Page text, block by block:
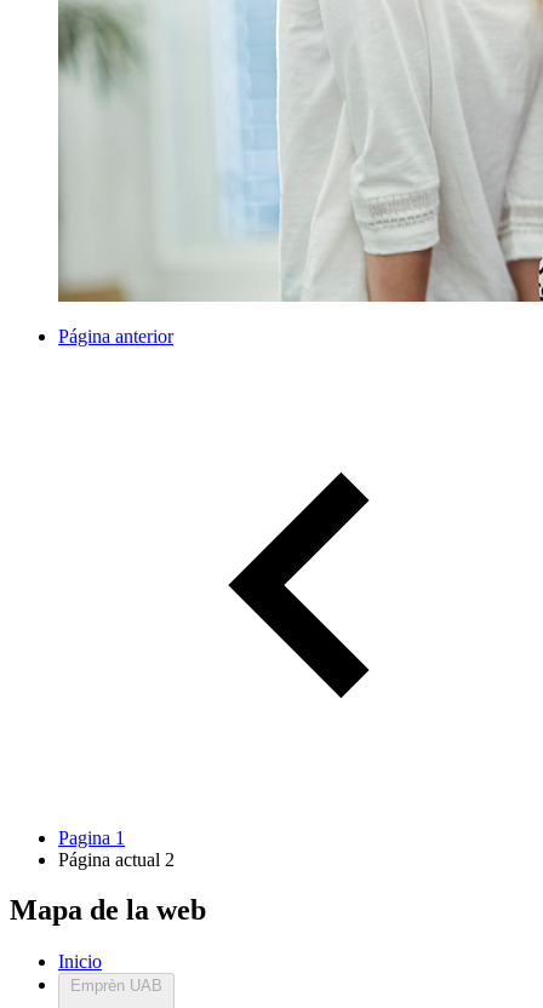
Página anterior
Pagina 1
Página actual 2
Mapa de la web
Inicio
Emprèn UAB